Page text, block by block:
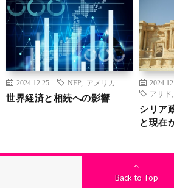
2024.12.25 NFP アメリカ
世界経済と相続への影響
アサド
シリア
と現在
Back to Top